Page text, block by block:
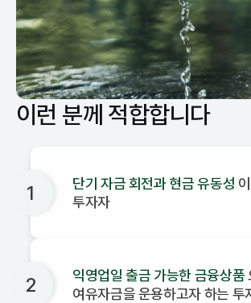
이런 분께 적합합니다
1 단기 자금 회전과 현금 유동성
투자자
2 익영업일 출금 가능한 금융상품
여유자금을 운용하고자 하는 투